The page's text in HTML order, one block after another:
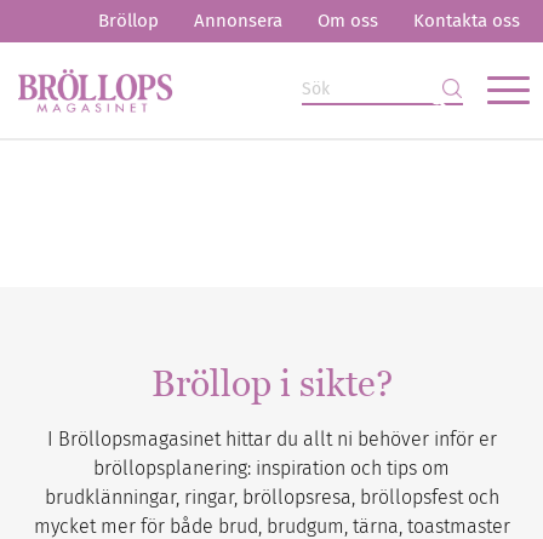
Bröllop Annonsera Om oss Kontakta oss
Bröllop i sikte?
I Bröllopsmagasinet hittar du allt ni behöver inför er
bröllopsplanering: inspiration och tips om
brudklänningar, ringar, bröllopsresa, bröllopsfest och
mycket mer för både brud, brudgum, tärna, toastmaster